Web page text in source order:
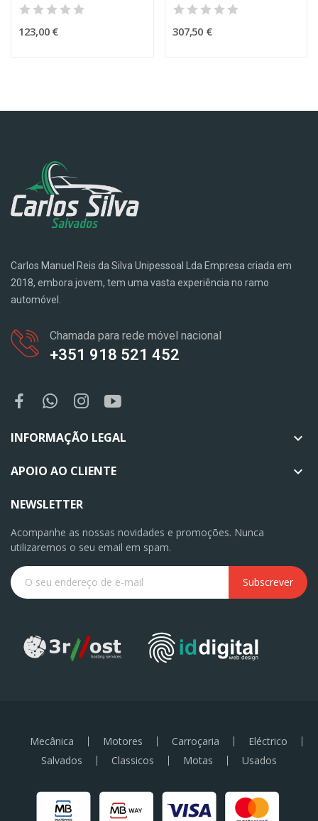
123,00 € 307,50 €
Carlos Manuel Reis da Silva Unipessoal Lda Empresa criada em
2018, embora jovem, tem uma vasta experiência no ramo
automóvel.
Chamada para rede móvel nacional
+351 918 521 452
INFORMAÇÃO LEGAL 
APOIO AO CLIENTE 
NEWSLETTER
Acompanhe as nossas novidades e promoções. Nunca
utilizaremos o seu email em spam.
Subscrever
Mecânica Motores Carroçaria
Eléctrico
Salvados
Classicos Motas Usados